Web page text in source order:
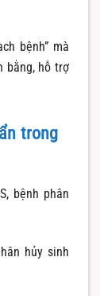
bệnh” mà
bằng, hỗ trợ
trong
bệnh phân
hủy sinh